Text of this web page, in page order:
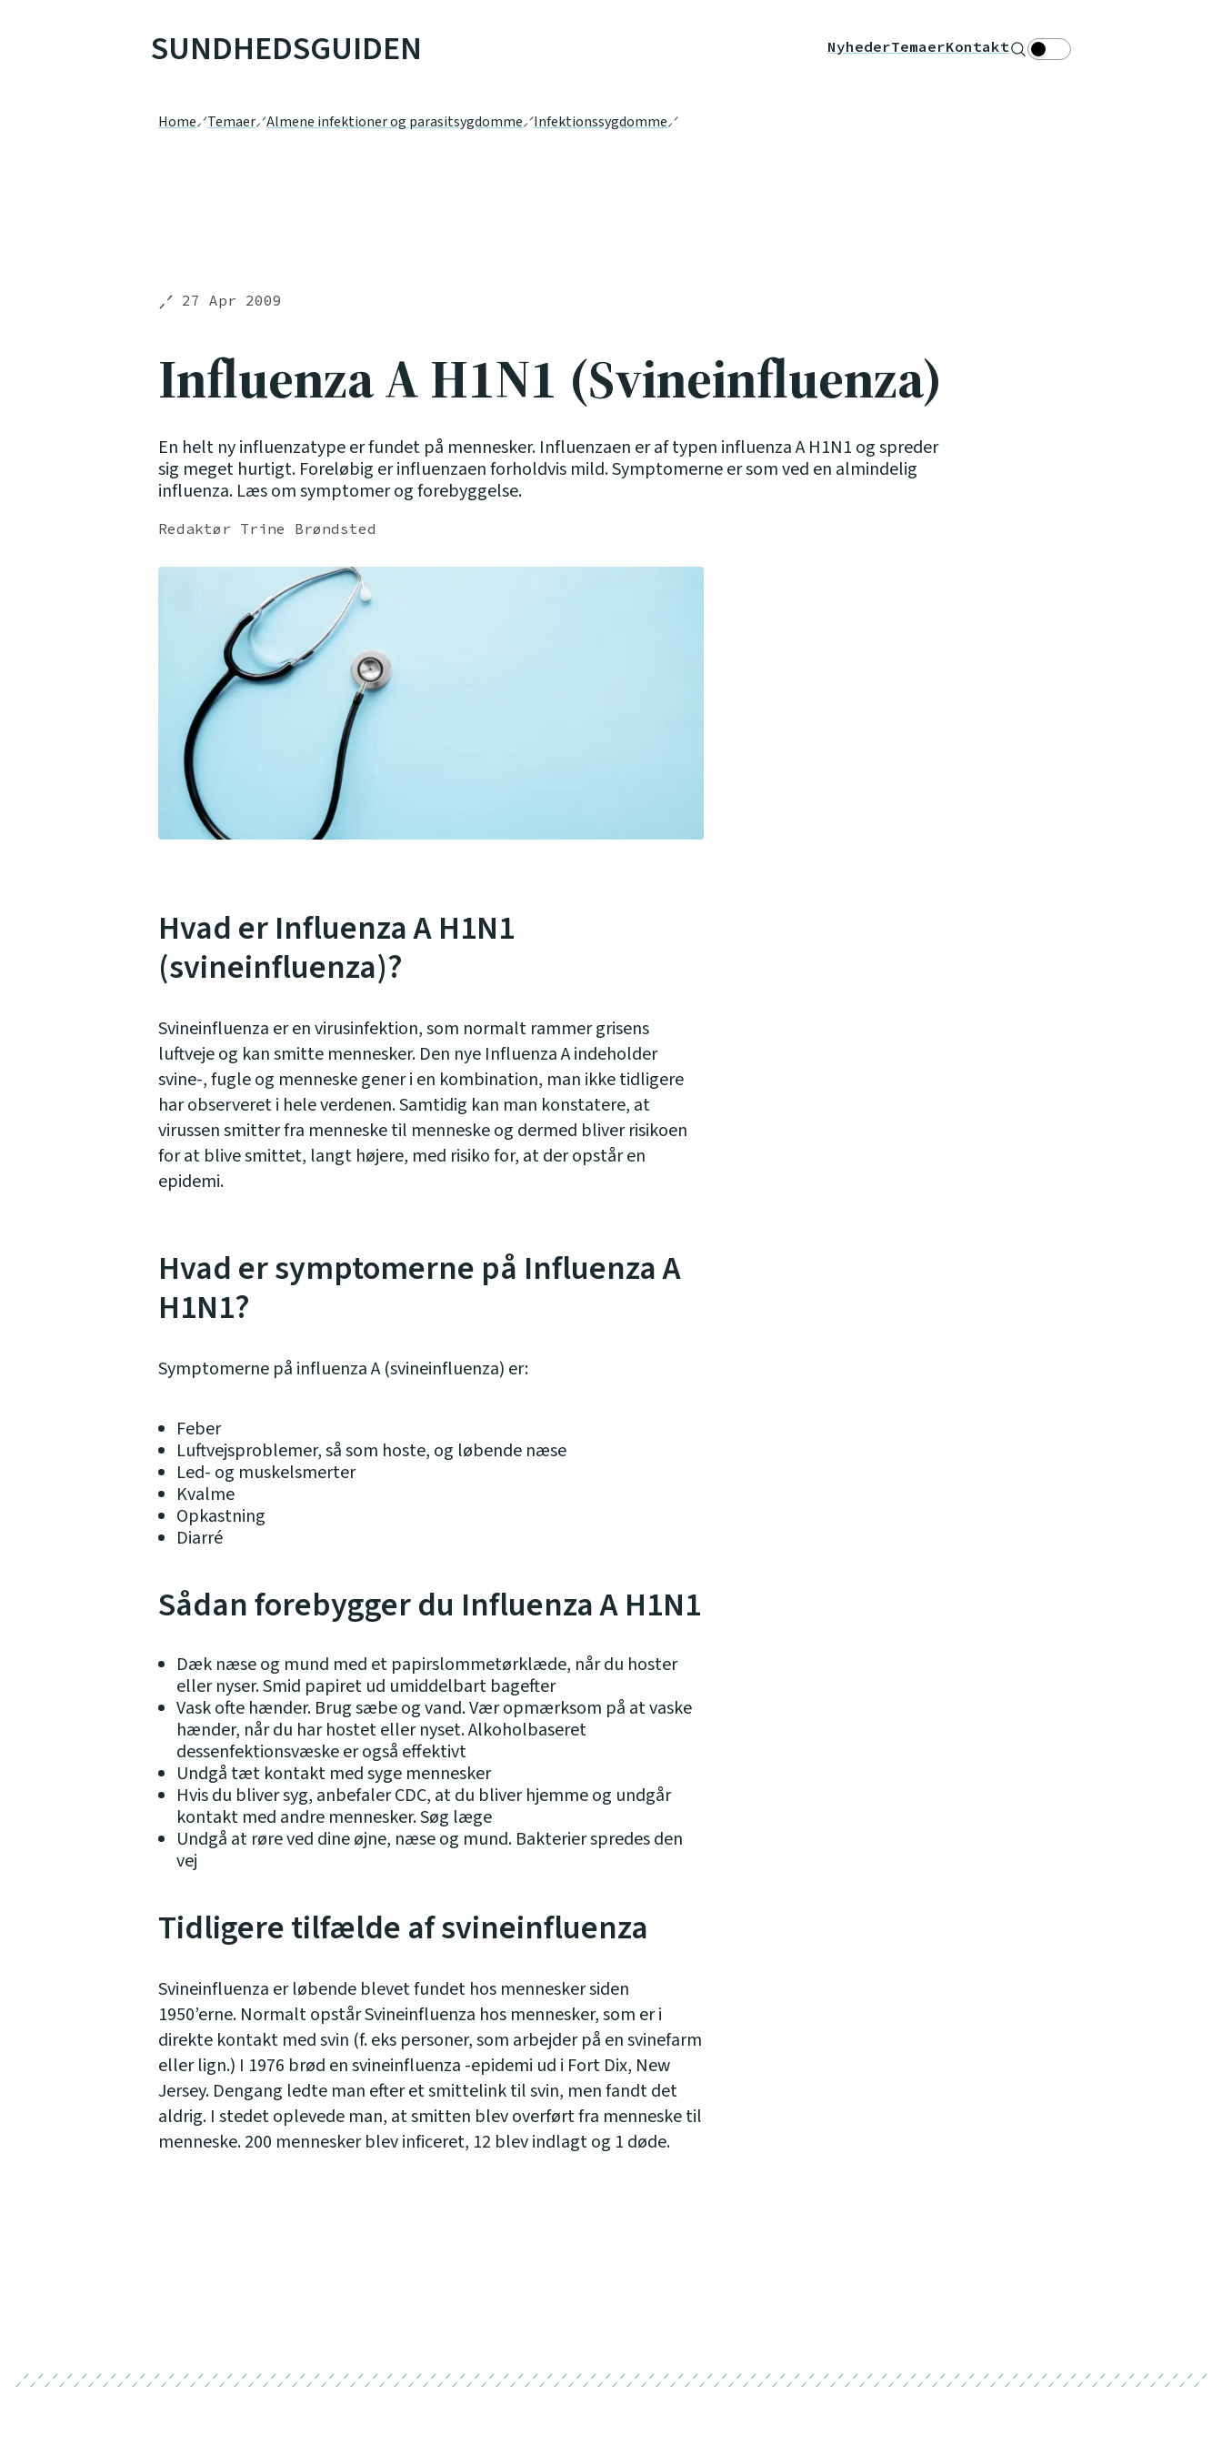
SUNDHEDSGUIDEN NyhederTemaerKontakt Søg Theme toggle
Home Temaer Almene infektioner og parasitsygdomme Infektionssygdomme
27 Apr 2009
Influenza A H1N1 (Svineinfluenza)
En helt ny influenzatype er fundet på mennesker. Influenzaen er af typen influenza A H1N1 og spreder
sig meget hurtigt. Foreløbig er influenzaen forholdvis mild. Symptomerne er som ved en almindelig
influenza. Læs om symptomer og forebyggelse.
Redaktør Trine Brøndsted
Hvad er Influenza A H1N1
(svineinfluenza)?
Svineinfluenza er en virusinfektion, som normalt rammer grisens
luftveje og kan smitte mennesker. Den nye Influenza A indeholder
svine-, fugle og menneske gener i en kombination, man ikke tidligere
har observeret i hele verdenen. Samtidig kan man konstatere, at
virussen smitter fra menneske til menneske og dermed bliver risikoen
for at blive smittet, langt højere, med risiko for, at der opstår en
epidemi.
Hvad er symptomerne på Influenza A
H1N1?
Symptomerne på influenza A (svineinfluenza) er:
Feber
Luftvejsproblemer, så som hoste, og løbende næse
Led- og muskelsmerter
Kvalme
Opkastning
Diarré
Sådan forebygger du Influenza A H1N1
Dæk næse og mund med et papirslommetørklæde, når du hoster
eller nyser. Smid papiret ud umiddelbart bagefter
Vask ofte hænder. Brug sæbe og vand. Vær opmærksom på at vaske
hænder, når du har hostet eller nyset. Alkoholbaseret
dessenfektionsvæske er også effektivt
Undgå tæt kontakt med syge mennesker
Hvis du bliver syg, anbefaler CDC, at du bliver hjemme og undgår
kontakt med andre mennesker. Søg læge
Undgå at røre ved dine øjne, næse og mund. Bakterier spredes den
vej
Tidligere tilfælde af svineinfluenza
Svineinfluenza er løbende blevet fundet hos mennesker siden
1950’erne. Normalt opstår Svineinfluenza hos mennesker, som er i
direkte kontakt med svin (f. eks personer, som arbejder på en svinefarm
eller lign.) I 1976 brød en svineinfluenza -epidemi ud i Fort Dix, New
Jersey. Dengang ledte man efter et smittelink til svin, men fandt det
aldrig. I stedet oplevede man, at smitten blev overført fra menneske til
menneske. 200 mennesker blev inficeret, 12 blev indlagt og 1 døde.